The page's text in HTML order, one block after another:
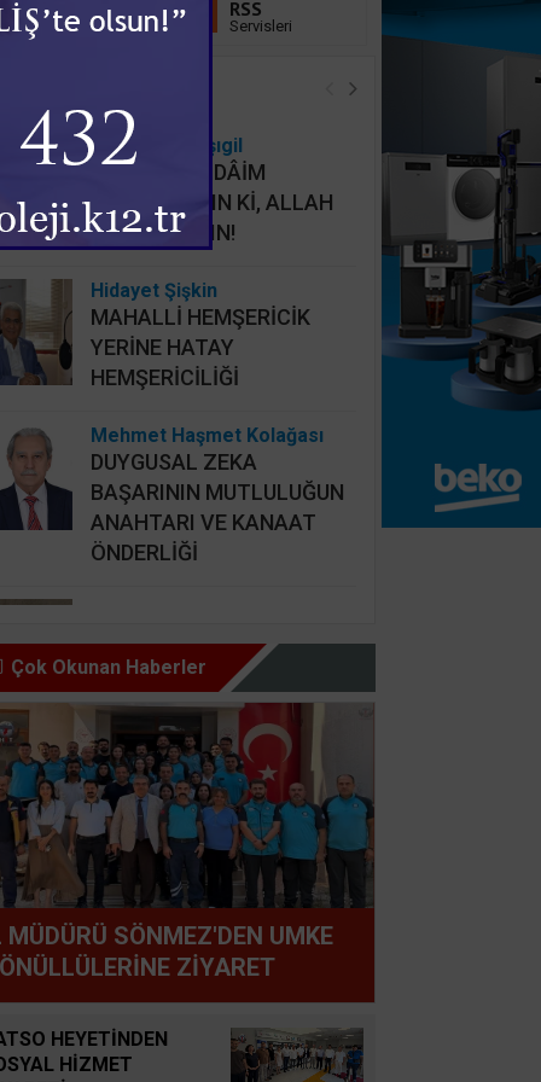
Linkedin
Takip Et
RSS
Servisleri
Osman Onbaşıgil
ALLAHI HER DÂİM
İHLASLA ANIN Kİ, ALLAH
DA SİZİ ANSIN!
Hidayet Şişkin
MAHALLİ HEMŞERİCİK
YERİNE HATAY
HEMŞERİCİLİĞİ
Mehmet Haşmet Kolağası
DUYGUSAL ZEKA
BAŞARININ MUTLULUĞUN
ANAHTARI VE KANAAT
ÖNDERLİĞİ
GÜZEL İNSAN ŞARTI BU,
HAZ OLMAZ DAR’A KARŞI
Şemsettin Günay
BİR BAŞIMIZI KALDIRIP
YAPILAN ANLAŞMALARI
GÖREBİLSEK
Süleyman GÖKSU
Zaferler Ayı Ağustos
Sucan
AYNI ENKAZIN TOZUNU
Çok Okunan Haberler
MÜDÜRÜ SÖNMEZ'DEN UMKE
ZİYARET
HEYETİNDEN
HİZMET